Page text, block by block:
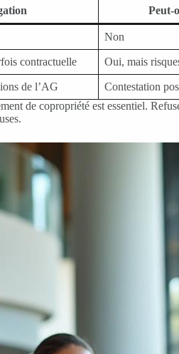
Peut-
Non
contractuelle Oui, mais
de l’AG Contestation
de copropriété est essentiel.